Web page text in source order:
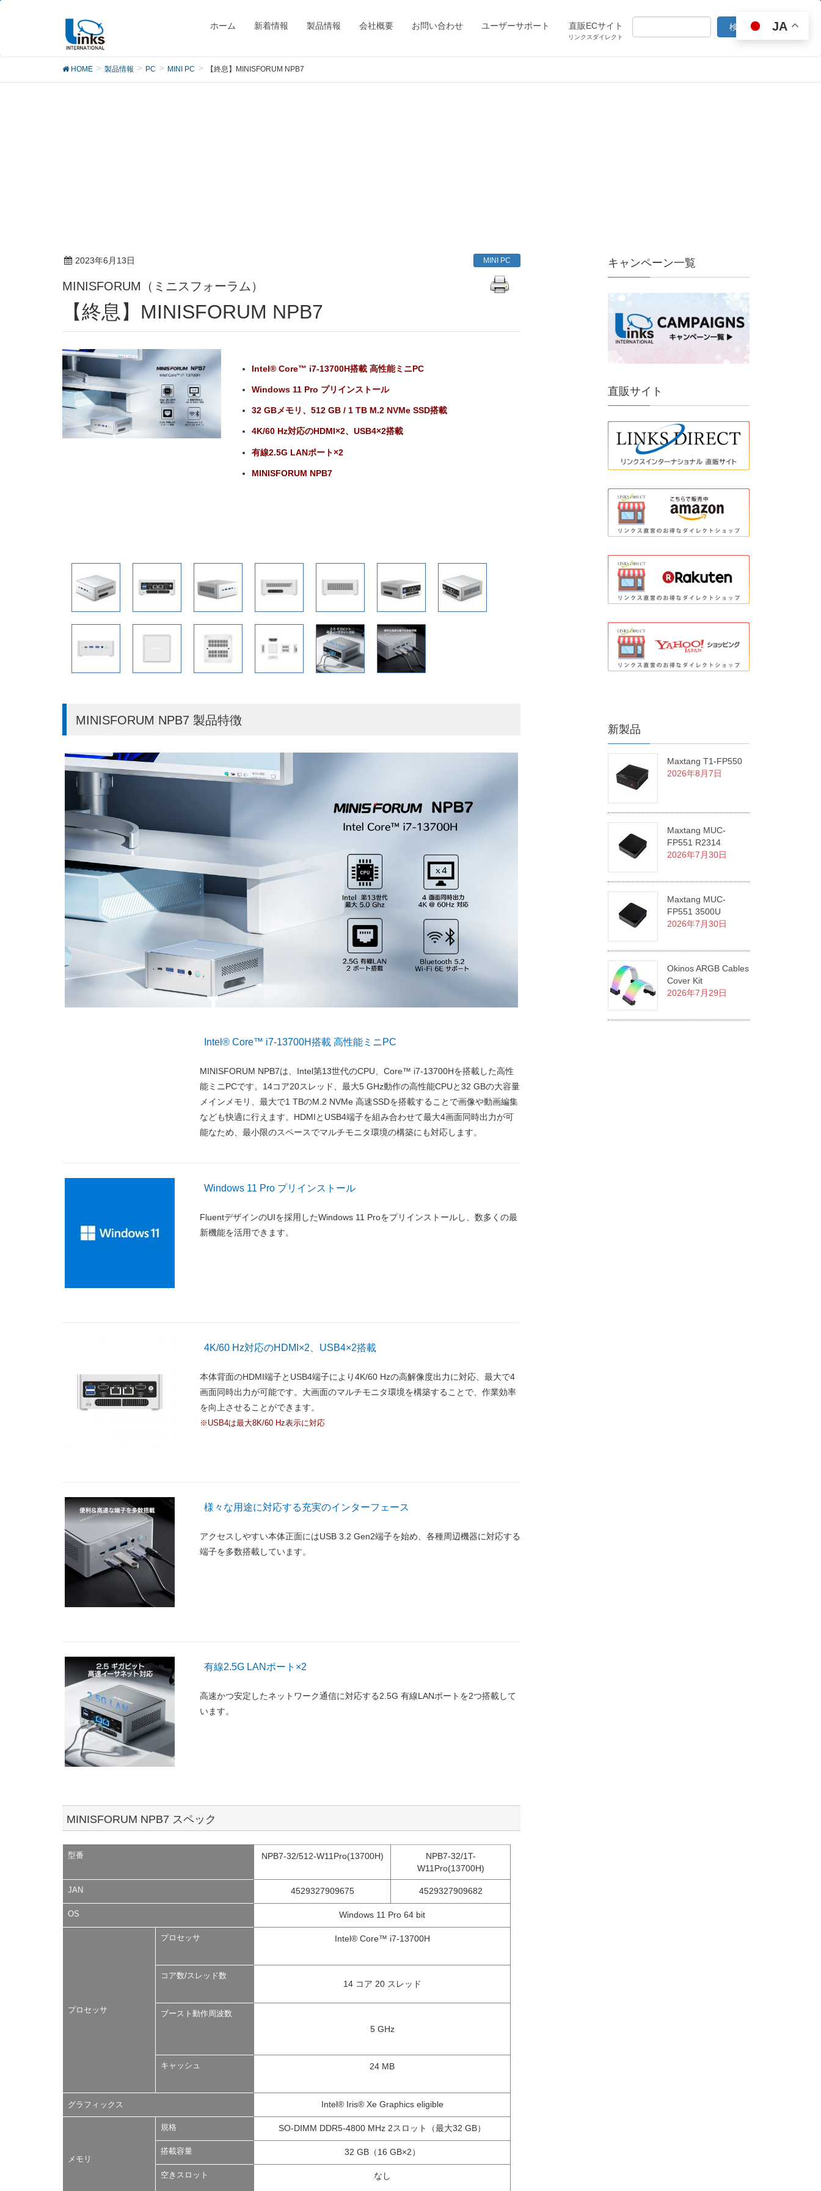
ホーム 新着情報 製品情報 会社概要 お問い合わせ ユーザーサポート 直販ECサイト
リンクスダイレクト
製品
HOME 製品情報 PC MINI PC 【終息】MINISFORUM NPB7
2023年6月13日 MINI PC
MINISFORUM（ミニスフォーラム）
【終息】MINISFORUM NPB7
Intel® Core™ i7-13700H搭載 高性能ミニPC
Windows 11 Pro プリインストール
32 GBメモリ、512 GB / 1 TB M.2 NVMe SSD搭載
4K/60 Hz対応のHDMI×2、USB4×2搭載
有線2.5G LANポート×2
MINISFORUM NPB7
MINISFORUM NPB7 製品特徴
Intel® Core™ i7-13700H搭載 高性能ミニPC
MINISFORUM NPB7は、Intel第13世代のCPU、Core™ i7-13700Hを搭載した高性
能ミニPCです。14コア20スレッド、最大5 GHz動作の高性能CPUと32 GBの大容量
メインメモリ、最大で1 TBのM.2 NVMe 高速SSDを搭載することで画像や動画編集
なども快適に行えます。HDMIとUSB4端子を組み合わせて最大4画面同時出力が可
能なため、最小限のスペースでマルチモニタ環境の構築にも対応します。
Windows 11 Pro プリインストール
FluentデザインのUIを採用したWindows 11 Proをプリインストールし、数多くの最
新機能を活用できます。
4K/60 Hz対応のHDMI×2、USB4×2搭載
本体背面のHDMI端子とUSB4端子により4K/60 Hzの高解像度出力に対応、最大で4
画面同時出力が可能です。大画面のマルチモニタ環境を構築することで、作業効率
を向上させることができます。
※USB4は最大8K/60 Hz表示に対応
様々な用途に対応する充実のインターフェース
アクセスしやすい本体正面にはUSB 3.2 Gen2端子を始め、各種周辺機器に対応する
端子を多数搭載しています。
有線2.5G LANポート×2
高速かつ安定したネットワーク通信に対応する2.5G 有線LANポートを2つ搭載して
います。
MINISFORUM NPB7 スペック
型番 NPB7-32/512-W11Pro(13700H)
NPB7-32/1T-
W11Pro(13700H)
JAN 4529327909675 4529327909682
OS Windows 11 Pro 64 bit
プロセッサ
プロセッサ Intel® Core™ i7-13700H
コア数/スレッド数
14 コア 20 スレッド
ブースト動作周波数
5 GHz
キャッシュ 24 MB
グラフィックス Intel® Iris® Xe Graphics eligible
メモリ
規格 SO-DIMM DDR5-4800 MHz 2スロット（最大32 GB）
搭載容量 32 GB（16 GB×2）
空きスロット なし
キャンペーン一覧
直販サイト
新製品
Maxtang T1-FP550
2026年8月7日
Maxtang MUC-
FP551 R2314
2026年7月30日
Maxtang MUC-
FP551 3500U
2026年7月30日
Okinos ARGB Cables
Cover Kit
2026年7月29日
JA